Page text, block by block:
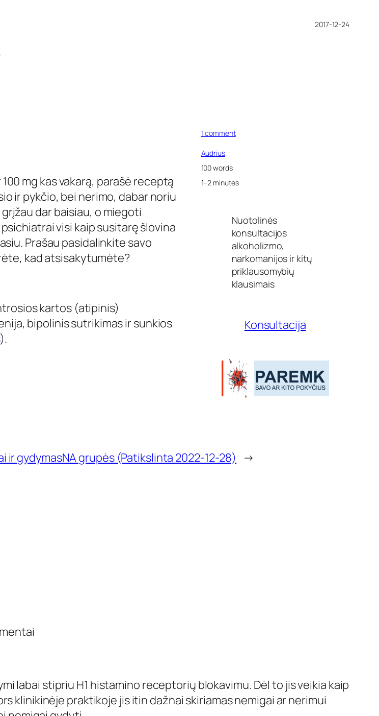
2017-12-24
mg kas vakarą, parašė receptą
ir pykčio, bei nerimo, dabar noriu
dar baisiau, o miegoti
visi kaip susitarę šlovina
Prašau pasidalinkite savo
kad atsisakytumėte?
kartos (atipinis)
bipolinis sutrikimas ir sunkios
).
1 commento
i
o
r
n
u
t
r
a
u
Audrius
100 words
1–2 minutes
Nuotolinės
konsultacijos
alkoholizmo,
narkomanijos ir kitų
priklausomybių
klausimais
Konsultacija
ir gydymasNA grupės (Patikslinta 2022-12-28) →
labai stipriu H1 histamino receptorių blokavimu. Dėl to jis veikia kaip
klinikinėje praktikoje jis itin dažnai skiriamas nemigai ar nerimui